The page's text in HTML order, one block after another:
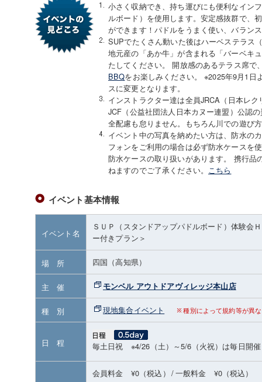
小さく収納でき、持ち運びにも便利なイン
ルボード）を使用します。安定感抜群で、
ができます！パドルをうまく使い、バラン
SUPでたくさん動いた後はハーベステラス
地元産の「あか牛」が含まれる「バーベキ
たしてください。 開放感のあるテラス席で
BBQをお楽しみください。 ※2025年9月1日
スに変更となります。
インストラクター達は全員JRCA（日本レ
JCF（公益社団法人日本カヌー連盟）公認
全配慮も怠りません。もちろん川での遊び
イベント中の写真を納めたい方は、防水の
フォンをご利用の場合は必ず防水ケースを
防水ケースの取り扱いがあります。 携行品
ねますのでご了承ください。 こちら
イベント基本情報
イベント名
ＳＵＰ（スタンドアップパドルボード）体験
ー付きプラン＞
場 所 四国（高知県）
主 催 モンベル アウトドアヴィレッジ本山店
種 別 現地集合イベント 種別によって規約等が異
日 程 毎土日祝 ※4/26（土）～5/6（火祝）は毎日開催
会員料金 ¥0（税込） /一般料金 ¥0（税込）